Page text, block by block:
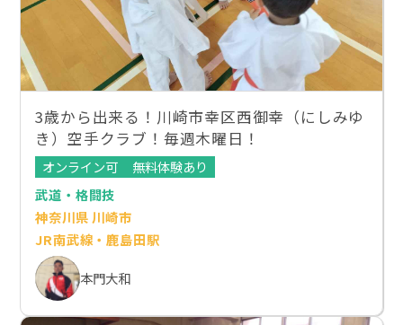
3歳から出来る！川崎市幸区西御幸（にしみゆ
き）空手クラブ！毎週木曜日！
オンライン可
無料体験あり
武道・格闘技
神奈川県 川崎市
JR南武線・鹿島田駅
本門大和